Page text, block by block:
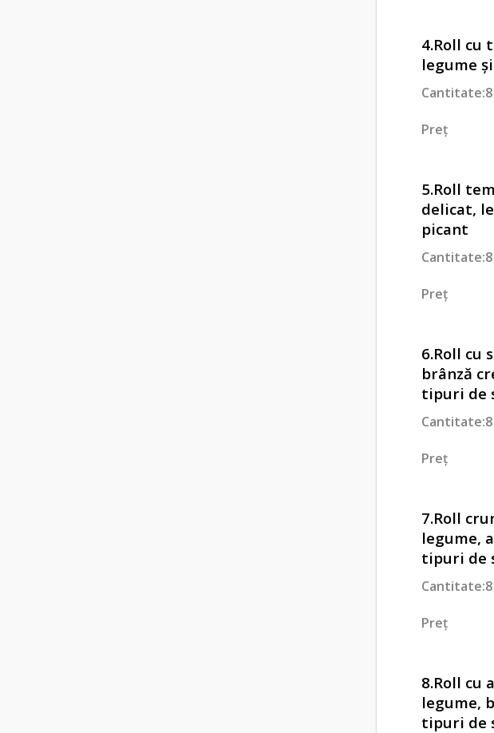
4.Roll cu
legume
Preț
5.Roll
delicat,
picant
Preț
6.Roll cu
brânză
tipuri de
Preț
7.Roll
legume,
tipuri de
Preț
8.Roll cu
legume,
tipuri de